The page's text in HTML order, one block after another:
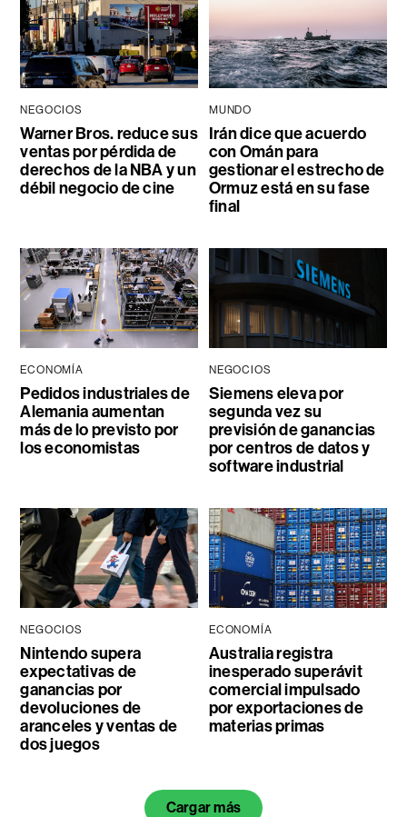
NEGOCIOS
Warner Bros. reduce sus
ventas por pérdida de
derechos de la NBA y un
débil negocio de cine
MUNDO
Irán dice que acuerdo
con Omán para
gestionar el estrecho de
Ormuz está en su fase
final
ECONOMÍA
Pedidos industriales de
Alemania aumentan
más de lo previsto por
los economistas
NEGOCIOS
Siemens eleva por
segunda vez su
previsión de ganancias
por centros de datos y
software industrial
NEGOCIOS
Nintendo supera
expectativas de
ganancias por
devoluciones de
aranceles y ventas de
dos juegos
ECONOMÍA
Australia registra
inesperado superávit
comercial impulsado
por exportaciones de
materias primas
Cargar más